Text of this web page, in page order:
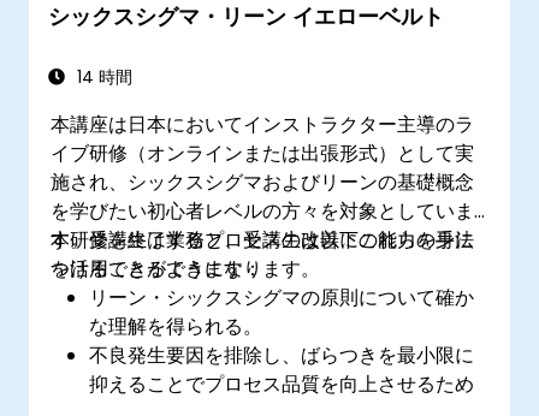
シックスシグマ・リーン イエローベルト
14 時間
本講座は日本においてインストラクター主導のラ
イブ研修（オンラインまたは出張形式）として実
施され、シックスシグマおよびリーンの基礎概念
を学びたい初心者レベルの方々を対象としていま
す。受講生は業務プロセスの改善にこれらの手法
を活用できるようになります。
本研修を終了すると、受講生は以下の能力を身に
つけることができます：
リーン・シックスシグマの原則について確か
な理解を得られる。
不良発生要因を排除し、ばらつきを最小限に
抑えることでプロセス品質を向上させるため